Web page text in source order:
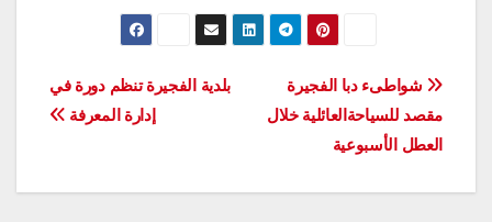
تصفّح
المقالات
بلدية الفجيرة تنظم دورة في
إدارة المعرفة
شواطىء دبا الفجيرة
مقصد للسياحةالعائلية خلال
العطل الأسبوعية